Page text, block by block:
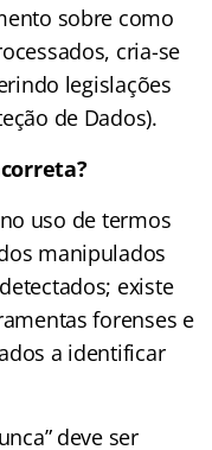
sobre como
cria-se
legislações
de Dados).
uso de termos
manipulados
existe
forenses e
a identificar
deve ser